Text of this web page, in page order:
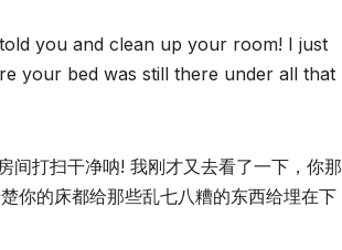
you and clean up your room! I just
your bed was still there under all that
间打扫干净呐! 我刚才又去看了一下，你那
你的床都给那些乱七八糟的东西给埋在下